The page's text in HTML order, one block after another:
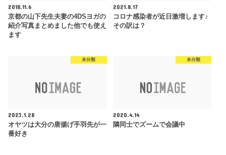
2018.11.6
京都の山下先生夫妻の4DSヨガの
紹介写真まとめました他でも使え
ます
2021.8.17
コロナ感染者が近日激増します♪
その訳は？
未分類
2023.1.28
オヤツは大分の唐揚げ手羽先が一
番好き
未分類
2020.4.14
隣同士でズームで会議中